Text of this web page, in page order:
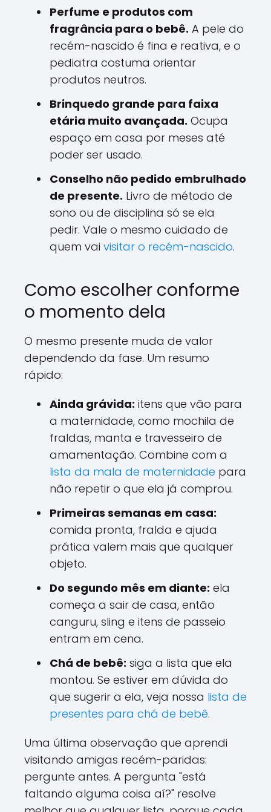
Perfume e produtos com
fragrância para o bebê. A pele do
recém-nascido é fina e reativa, e o
pediatra costuma orientar
produtos neutros.
Brinquedo grande para faixa
etária muito avançada. Ocupa
espaço em casa por meses até
poder ser usado.
Conselho não pedido embrulhado
de presente. Livro de método de
sono ou de disciplina só se ela
pedir. Vale o mesmo cuidado de
quem vai visitar o recém-nascido.
Como escolher conforme
o momento dela
O mesmo presente muda de valor
dependendo da fase. Um resumo
rápido:
Ainda grávida: itens que vão para
a maternidade, como mochila de
fraldas, manta e travesseiro de
amamentação. Combine com a
lista da mala de maternidade para
não repetir o que ela já comprou.
Primeiras semanas em casa:
comida pronta, fralda e ajuda
prática valem mais que qualquer
objeto.
Do segundo mês em diante: ela
começa a sair de casa, então
canguru, sling e itens de passeio
entram em cena.
Chá de bebê: siga a lista que ela
montou. Se estiver em dúvida do
que sugerir a ela, veja nossa lista de
presentes para chá de bebê.
Uma última observação que aprendi
visitando amigas recém-paridas:
pergunte antes. A pergunta "está
faltando alguma coisa aí?" resolve